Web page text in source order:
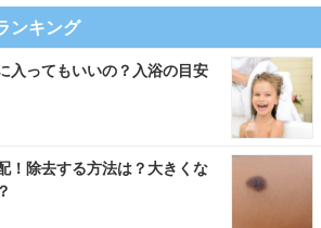
ンキング
入ってもいいの？入浴の目安
！除去する方法は？大きくな